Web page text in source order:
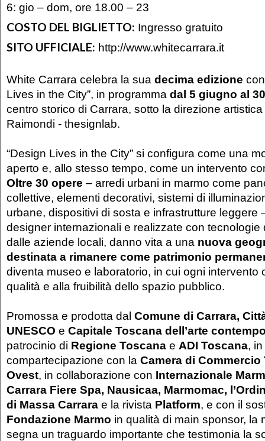
6: gio – dom, ore 18.00 – 23
COSTO DEL BIGLIETTO: Ingresso gratuito
SITO UFFICIALE: http://www.whitecarrara.it
White Carrara celebra la sua decima edizione
Lives in the City”, in programma dal 5 giugno al
centro storico di Carrara, sotto la direzione
Raimondi - thesignlab.
“Design Lives in the City” si configura come una
aperto e, allo stesso tempo, come un intervento
Oltre 30 opere – arredi urbani in marmo come
collettive, elementi decorativi, sistemi di
urbane, dispositivi di sosta e infrastrutture leggere
designer internazionali e realizzate con tecnologie
dalle aziende locali, danno vita a una nuova
destinata a rimanere come patrimonio
diventa museo e laboratorio, in cui ogni intervento
qualità e alla fruibilità dello spazio pubblico.
Promossa e prodotta dal Comune di Carrara,
UNESCO e Capitale Toscana dell’arte
patrocinio di Regione Toscana e ADI Toscana, in
compartecipazione con la Camera di Commercio
Ovest, in collaborazione con Internazionale
Carrara Fiere Spa, Nausicaa, Marmomac,
di Massa Carrara e la rivista Platform, e con il
Fondazione Marmo in qualità di main sponsor, la
segna un traguardo importante che testimonia la